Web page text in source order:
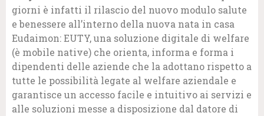
giorni è infatti il rilascio del nuovo modulo salute
e benessere all’interno della nuova nata in casa
Eudaimon: EUTY, una soluzione digitale di welfare
(è mobile native) che orienta, informa e forma i
dipendenti delle aziende che la adottano rispetto a
tutte le possibilità legate al welfare aziendale e
garantisce un accesso facile e intuitivo ai servizi e
alle soluzioni messe a disposizione dal datore di